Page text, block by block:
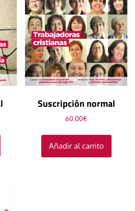
Suscripción normal
60,00€
Añadir al carrito